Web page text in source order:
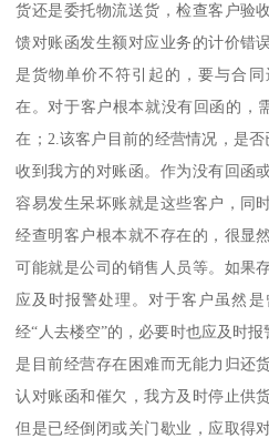
货还是委托物流送货，检查客户验
馈对账函发生额对应业务的计价错
是货物单价不符引起的，要与合
在。对于客户根本就没有回函的，
在；2.该客户目前的经营情况，是
收到我方的对账函。作为没有回函
容易发生呆坏账就是这些客户，同
经查明客户根本就不存在的，很显
可能就是公司的销售人员等。如果
应及时报警处理。对于客户虽然
经“人去楼空”的，必要时也应及时
是目前经营存在困难而无能力归还
认对账函和催欠，我方及时停止供
但是已经倒闭或关门歇业，应取得